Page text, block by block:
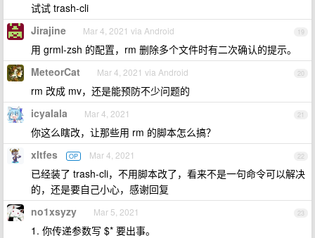
试试 trash-cli
19
Jirajine Mar 4, 2021 via Android
用 grml-zsh 的配置，rm 删除多个文件时有二次确认的提示。
20
MeteorCat Mar 4, 2021 via Android
rm 改成 mv，还是能预防不少问题的
21
icyalala Mar 4, 2021
你这么瞎改，让那些用 rm 的脚本怎么搞？
22
xltfes OP Mar 4, 2021
已经装了 trash-cli，不用脚本改了，看来不是一句命令可以解决
的，还是要自己小心，感谢回复
23
no1xsyzy Mar 5, 2021
1. 你传递参数写 $* 要出事。